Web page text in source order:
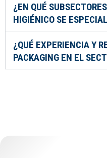
¿EN QUÉ
HIGIÉNICO SE
¿QUÉ EXPERIENCIA Y
PACKAGING EN EL